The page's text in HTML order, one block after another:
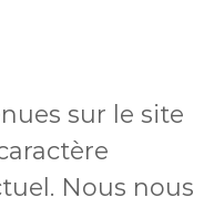
sur le site
Nous nous